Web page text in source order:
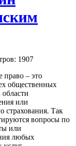
1907
право – это
общественных
или
страхования. Так
вопросы по
или
любых